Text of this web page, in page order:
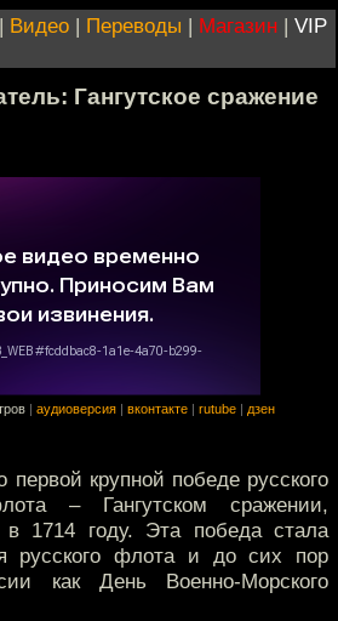
| Видео | Переводы | Магазин | VIP
Гангутское сражение
аудиоверсия вконтакте rutube дзен
первой крупной победе русского
– Гангутском сражении,
в 1714 году. Эта победа стала
русского флота и до сих пор
как День Военно-Морского